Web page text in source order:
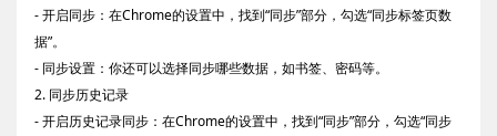
- 开启同步：在Chrome的设置中，找到“同步”部分，勾选“同步标签页数
据”。
- 同步设置：你还可以选择同步哪些数据，如书签、密码等。
2. 同步历史记录
- 开启历史记录同步：在Chrome的设置中，找到“同步”部分，勾选“同步